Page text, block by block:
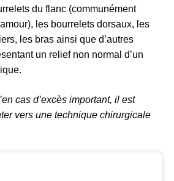
du flanc (communément
les bourrelets dorsaux, les
les bras ainsi que d’autres
un relief non normal d’un
cas d’excès important, il est
vers une technique chirurgicale